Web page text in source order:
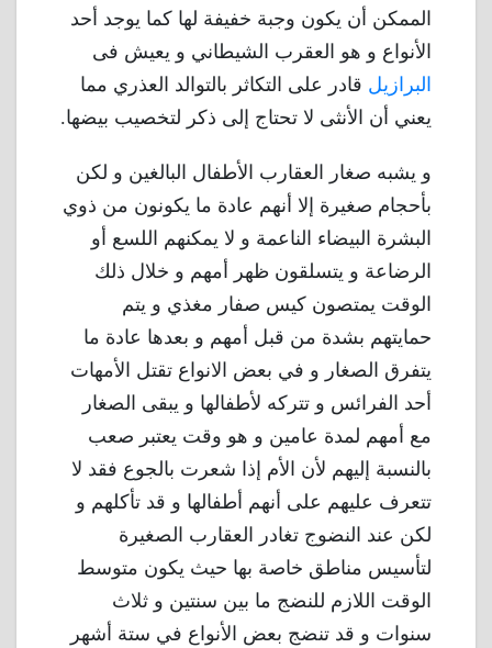
الممكن أن يكون وجبة خفيفة لها كما يوجد أحد
الأنواع و هو العقرب الشيطاني و يعيش فى
البرازيل قادر على التكاثر بالتوالد العذري مما
يعني أن الأنثى لا تحتاج إلى ذكر لتخصيب بيضها.
و يشبه صغار العقارب الأطفال البالغين و لكن
بأحجام صغيرة إلا أنهم عادة ما يكونون من ذوي
البشرة البيضاء الناعمة و لا يمكنهم اللسع أو
الرضاعة و يتسلقون ظهر أمهم و خلال ذلك
الوقت يمتصون كيس صفار مغذي و يتم
حمايتهم بشدة من قبل أمهم و بعدها عادة ما
يتفرق الصغار و في بعض الانواع تقتل الأمهات
أحد الفرائس و تتركه لأطفالها و يبقى الصغار
مع أمهم لمدة عامين و هو وقت يعتبر صعب
بالنسبة إليهم لأن الأم إذا شعرت بالجوع فقد لا
تتعرف عليهم على أنهم أطفالها و قد تأكلهم و
لكن عند النضوج تغادر العقارب الصغيرة
لتأسيس مناطق خاصة بها حيث يكون متوسط ​​
الوقت اللازم للنضج ما بين سنتين و ثلاث
سنوات و قد تنضج بعض الأنواع في ستة أشهر